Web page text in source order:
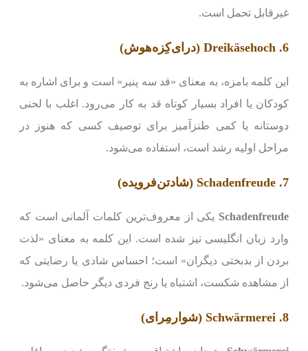
غیرقابل تحمل است.
6. Dreikäsehoch (درای‌کِزه‌هوش)
این کلمه بامزه، به معنای «قد سه پنیر» است و برای اشاره به
کودکان یا افراد بسیار کوتاه قد به کار می‌رود. اغلب با لحنی
دوستانه یا کمی طنزآمیز برای توصیف کسی که هنوز در
مراحل اولیه رشد است، استفاده می‌شود.
7. Schadenfreude (شادتن‌فرویده)
Schadenfreude یکی از معروف‌ترین کلمات آلمانی است که
وارد زبان انگلیسی نیز شده است. این کلمه به معنای «لذت
بردن از بدبختی دیگران» است؛ احساس شادی یا رضایتی که
از مشاهده شکست، اشتباه یا رنج فردی دیگر حاصل می‌شود.
8. Schwärmerei (شوارمِرای)